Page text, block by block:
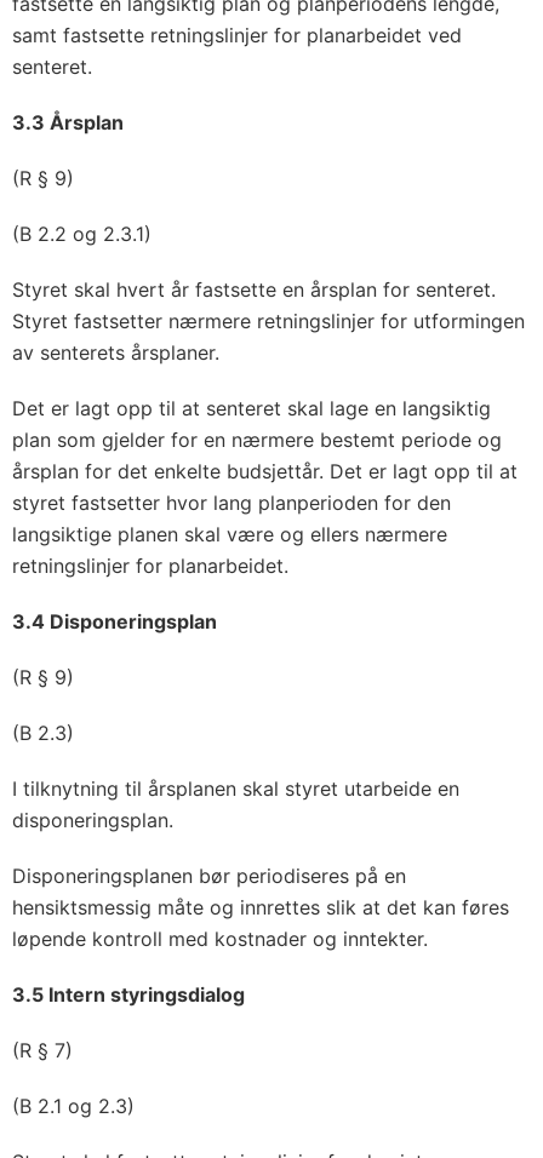
samt fastsette retningslinjer for planarbeidet ved
senteret.
3.3 Årsplan
(R § 9)
(B 2.2 og 2.3.1)
Styret skal hvert år fastsette en årsplan for senteret.
Styret fastsetter nærmere retningslinjer for utformingen
av senterets årsplaner.
Det er lagt opp til at senteret skal lage en langsiktig
plan som gjelder for en nærmere bestemt periode og
årsplan for det enkelte budsjettår. Det er lagt opp til at
styret fastsetter hvor lang planperioden for den
langsiktige planen skal være og ellers nærmere
retningslinjer for planarbeidet.
3.4 Disponeringsplan
(R § 9)
(B 2.3)
I tilknytning til årsplanen skal styret utarbeide en
disponeringsplan.
Disponeringsplanen bør periodiseres på en
hensiktsmessig måte og innrettes slik at det kan føres
løpende kontroll med kostnader og inntekter.
3.5 Intern styringsdialog
(R § 7)
(B 2.1 og 2.3)